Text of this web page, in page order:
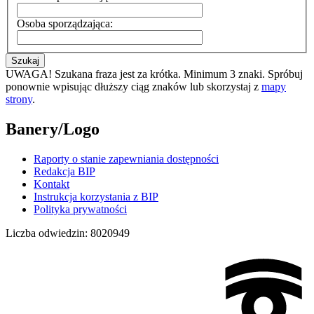
Osoba sporządzająca:
Szukaj
UWAGA! Szukana fraza jest za krótka. Minimum 3 znaki. Spróbuj
ponownie wpisując dłuższy ciąg znaków lub skorzystaj z mapy
strony.
Banery/Logo
Raporty o stanie zapewniania dostępności
Redakcja BIP
Kontakt
Instrukcja korzystania z BIP
Polityka prywatności
Liczba odwiedzin: 8020949